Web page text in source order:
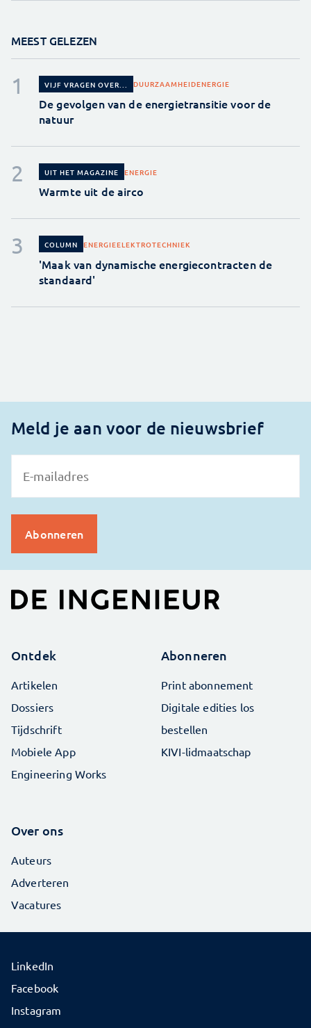
MEEST GELEZEN
VIJF VRAGEN OVER... DUURZAAMHEIDENERGIE
De gevolgen van de energietransitie voor de
natuur
UIT HET MAGAZINE ENERGIE
Warmte uit de airco
COLUMN ENERGIEELEKTROTECHNIEK
'Maak van dynamische energiecontracten de
standaard'
Meld je aan voor de nieuwsbrief
Ontdek
Artikelen
Dossiers
Tijdschrift
Mobiele App
Engineering Works
Abonneren
Print abonnement
Digitale edities los
bestellen
KIVI-lidmaatschap
Over ons
Auteurs
Adverteren
Vacatures
LinkedIn
Facebook
Instagram